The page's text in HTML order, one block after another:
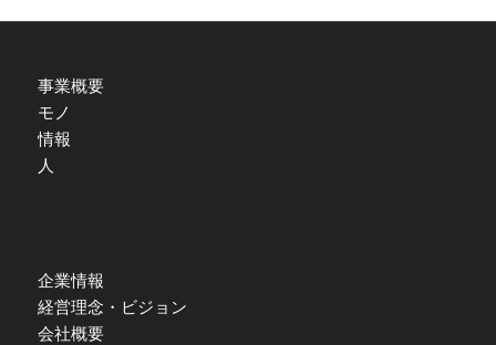
事業概要
モノ
情報
人
企業情報
経営理念・ビジョン
会社概要